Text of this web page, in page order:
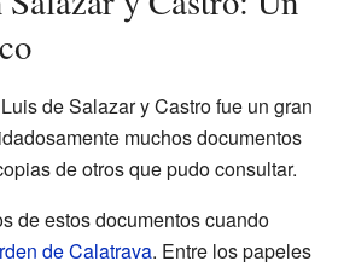
de Salazar y Castro fue un gran
muchos documentos
de otros que pudo consultar.
de estos documentos cuando
de Calatrava. Entre los papeles